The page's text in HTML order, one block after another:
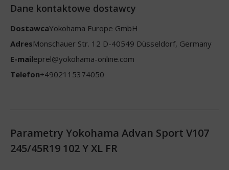
Dane kontaktowe dostawcy
DostawcaYokohama Europe GmbH
AdresMonschauer Str. 12 D-40549 Düsseldorf, Germany
E-maileprel@yokohama-online.com
Telefon+4902115374050
Parametry Yokohama Advan Sport V107
245/45R19 102 Y XL FR